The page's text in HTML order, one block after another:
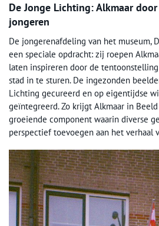
De Jonge Lichting: Alkmaar
jongeren
De jongerenafdeling van het museum,
een speciale opdracht: zij roepen
laten inspireren door de tentoonstelling
stad in te sturen. De ingezonden
Lichting gecureerd en op eigentijdse
geïntegreerd. Zo krijgt Alkmaar in
groeiende component waarin diverse
perspectief toevoegen aan het verhaal